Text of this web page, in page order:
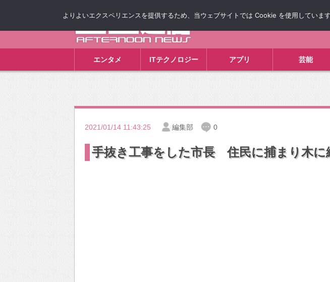
エンタメ ITテクノロジー アプリ 芸能
2021/01/14 11:43:25 編集部 0
手抜き工事をした市長 住民に捕まり木に
よりよいエクスペリエンスを提供するため、当ウェブサイトでは Cookie を使用していま